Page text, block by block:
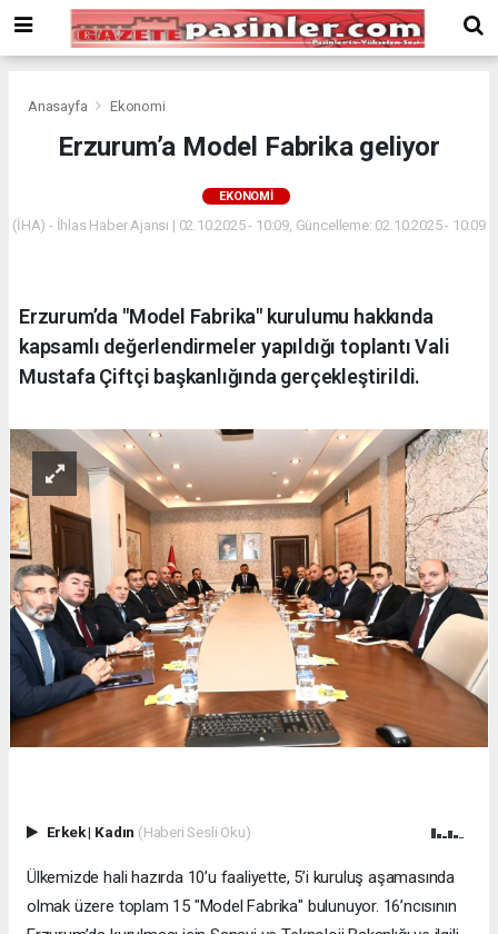
Bonusu
Veren
deneme
bonus
Bonus
Veren
Siteler
Anasayfa Ekonomi
Erzurum’a Model Fabrika geliyor
EKONOMI
(İHA) - İhlas Haber Ajansı | 02.10.2025 - 10:09, Güncelleme: 02.10.2025 - 10:09
Erzurum’da "Model Fabrika" kurulumu hakkında
kapsamlı değerlendirmeler yapıldığı toplantı Vali
Mustafa Çiftçi başkanlığında gerçekleştirildi.
Erkek| Kadın (Haberi Sesli Oku)
Ülkemizde hali hazırda 10’u faaliyette, 5’i kuruluş aşamasında
olmak üzere toplam 15 "Model Fabrika" bulunuyor. 16’ncısının